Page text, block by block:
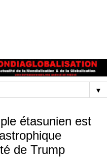
▼
étasunien est
de Trump